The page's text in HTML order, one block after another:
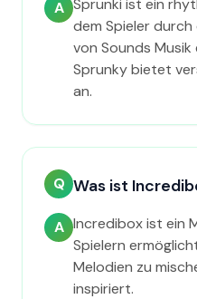
A Sprunki ist ein
dem Spieler
von Sounds Musik
Sprunky bietet
an.
Q Was ist
A Incredibox ist ein
Spielern
Melodien zu
inspiriert.